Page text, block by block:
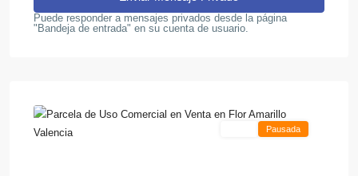
Puede responder a mensajes privados desde la página
"Bandeja de entrada" en su cuenta de usuario.
Pausada